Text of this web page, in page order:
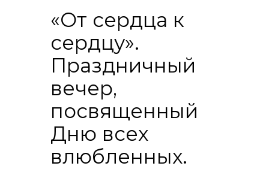
«От сердца к
сердцу».
Праздничный
вечер,
посвященный
Дню всех
влюбленных.